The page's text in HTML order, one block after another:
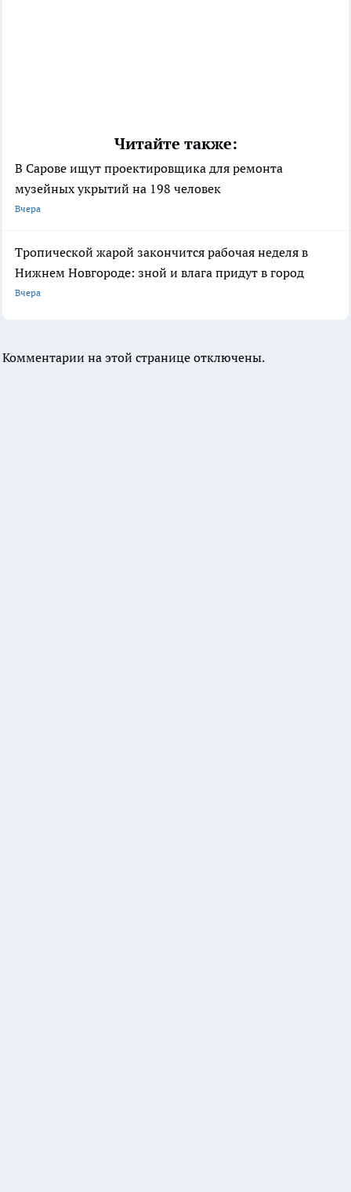
Читайте также:
В Сарове ищут проектировщика для ремонта
музейных укрытий на 198 человек
Вчера
Тропической жарой закончится рабочая неделя в
Нижнем Новгороде: зной и влага придут в город
Вчера
Комментарии на этой странице отключены.